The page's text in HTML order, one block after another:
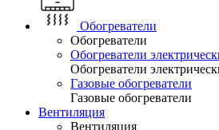
Обогреватели
Обогреватели
Обогреватели
Обогреватели
Газовые обогреватели
Газовые обогреватели
Вентиляция
Вентиляция